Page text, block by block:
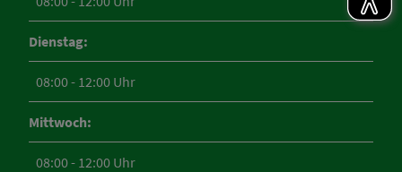
Dienstag:
08:00 - 12:00 Uhr
Mittwoch:
08:00 - 12:00 Uhr